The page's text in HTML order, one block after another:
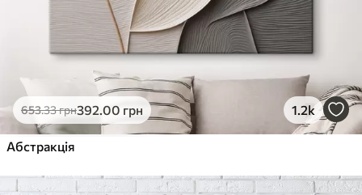
653.33грн392.00 грн 1.2k
Абстракція